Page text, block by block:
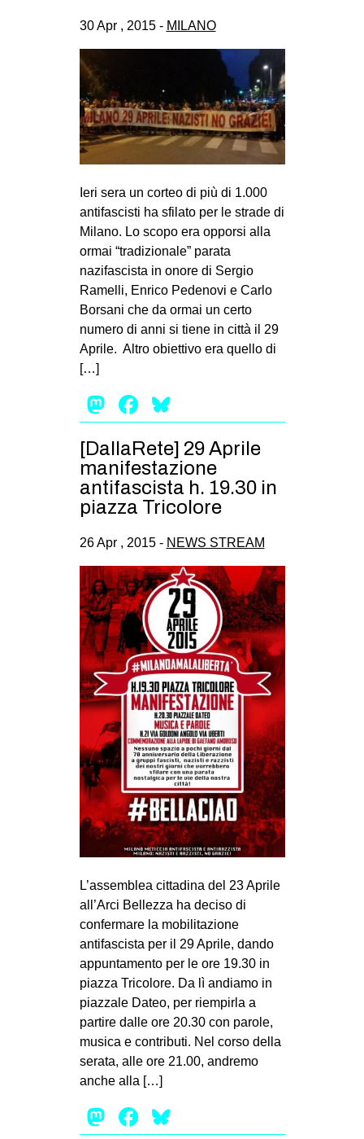
30 Apr , 2015 - MILANO
Ieri sera un corteo di più di 1.000
antifascisti ha sfilato per le strade di
Milano. Lo scopo era opporsi alla
ormai “tradizionale” parata
nazifascista in onore di Sergio
Ramelli, Enrico Pedenovi e Carlo
Borsani che da ormai un certo
numero di anni si tiene in città il 29
Aprile. Altro obiettivo era quello di
[…]
Mastodon
Facebook
[DallaRete] 29 Aprile
manifestazione
antifascista h. 19.30 in
piazza Tricolore
26 Apr , 2015 - NEWS STREAM
L’assemblea cittadina del 23 Aprile
all’Arci Bellezza ha deciso di
confermare la mobilitazione
antifascista per il 29 Aprile, dando
appuntamento per le ore 19.30 in
piazza Tricolore. Da lì andiamo in
piazzale Dateo, per riempirla a
partire dalle ore 20.30 con parole,
musica e contributi. Nel corso della
serata, alle ore 21.00, andremo
anche alla […]
Mastodon
Facebook